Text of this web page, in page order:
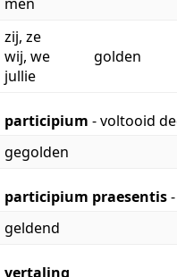
zij, ze
wij, we
jullie
golden
participium - voltooid
gegolden
participium praesentis
geldend
vertaling